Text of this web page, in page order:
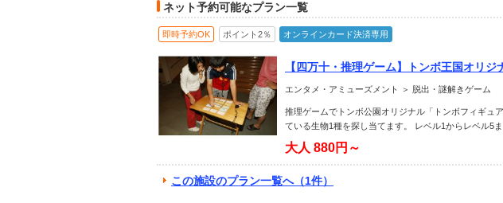
ネット予約可能なプラン一覧
即時予約OK ポイント2％ オンラインカード決済専用
【四万十・推理ゲーム】トンボ王国オリ
エンタメ・アミューズメント ＞ 脱出・謎解きゲーム
推理ゲームでトンボ公園オリジナル「トンボフィギュ
ている生物1種を探し当てます。 レベル1からレベル5
大人 880円～
この施設のプラン一覧へ（1件）